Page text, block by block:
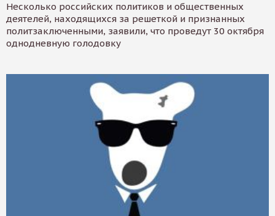
Несколько российских политиков и общественных
деятелей, находящихся за решеткой и признанных
политзаключенными, заявили, что проведут 30 октября
однодневную голодовку